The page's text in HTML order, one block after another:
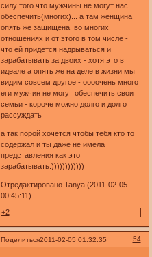
силу того что мужчины не могут нас
обеспечить(многих)... а там женщина
опять же защищена во многих
отношениях и от этого в том числе -
что ей придется надрываться и
зарабатывать за двоих - хотя это в
идеале а опять же на деле в жизни мы
видим совсем другое - оооочень много
еги мужчин не могут обеспечить свои
семьи - короче можно долго и долго
рассуждать
а так порой хочется чтобы тебя кто то
содержал и ты даже не имела
представления как это
зарабатывать:))))))))))))
Отредактировано Tanya (2011-02-05
00:45:11)
+2
Поделиться 54
2011-02-05 01:32:35